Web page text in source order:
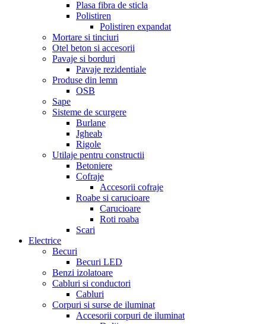
Plasa fibra de sticla
Polistiren
Polistiren expandat
Mortare si tinciuri
Otel beton si accesorii
Pavaje si borduri
Pavaje rezidentiale
Produse din lemn
OSB
Sape
Sisteme de scurgere
Burlane
Jgheab
Rigole
Utilaje pentru constructii
Betoniere
Cofraje
Accesorii cofraje
Roabe si carucioare
Carucioare
Roti roaba
Scari
Electrice
Becuri
Becuri LED
Benzi izolatoare
Cabluri si conductori
Cabluri
Corpuri si surse de iluminat
Accesorii corpuri de iluminat